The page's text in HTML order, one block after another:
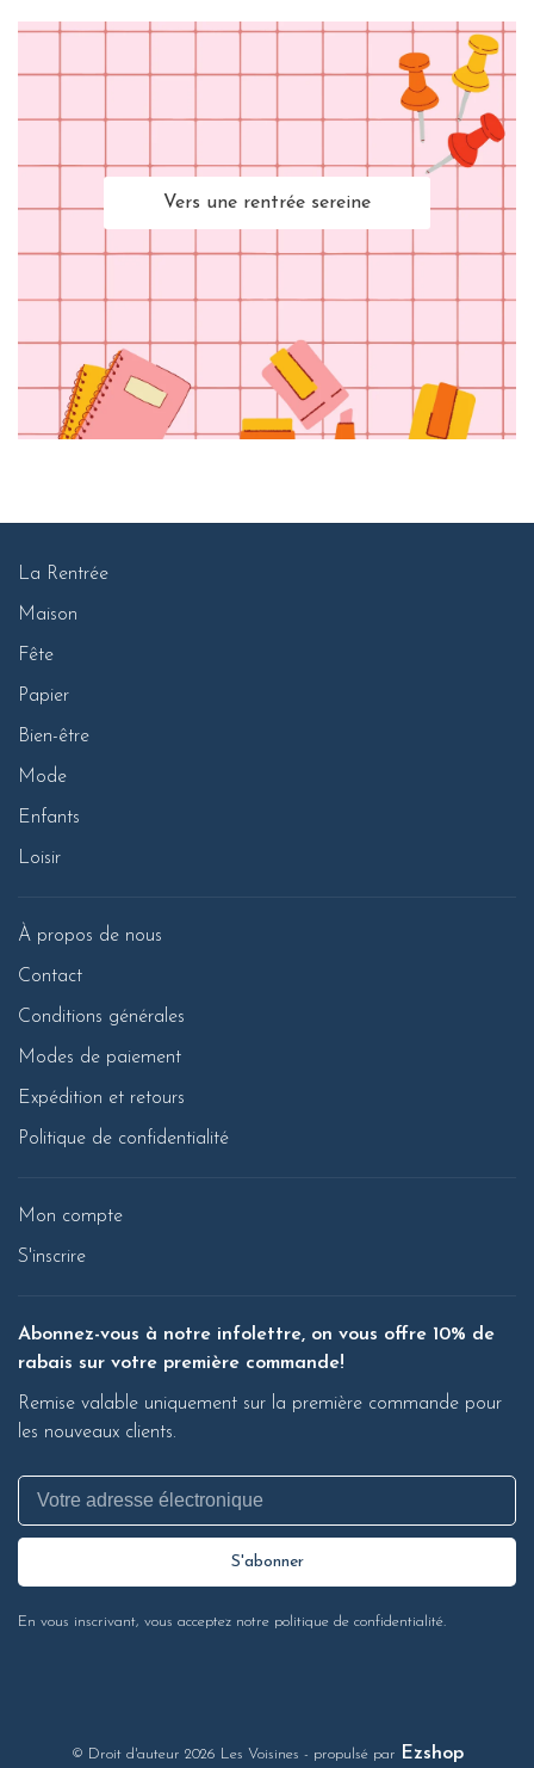
Vers une rentrée sereine
La Rentrée
Maison
Fête
Papier
Bien-être
Mode
Enfants
Loisir
À propos de nous
Contact
Conditions générales
Modes de paiement
Expédition et retours
Politique de confidentialité
Mon compte
S'inscrire
Abonnez-vous à notre infolettre, on vous offre 10% de
rabais sur votre première commande!
Remise valable uniquement sur la première commande pour
les nouveaux clients.
S'abonner
En vous inscrivant, vous acceptez notre politique de confidentialité.
© Droit d'auteur 2026 Les Voisines - propulsé par Ezshop